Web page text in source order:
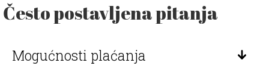
Često postavljena pitanja
Mogućnosti plaćanja